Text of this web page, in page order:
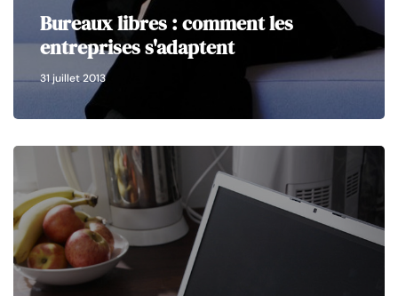
Bureaux libres : comment les
entreprises s'adaptent
31 juillet 2013